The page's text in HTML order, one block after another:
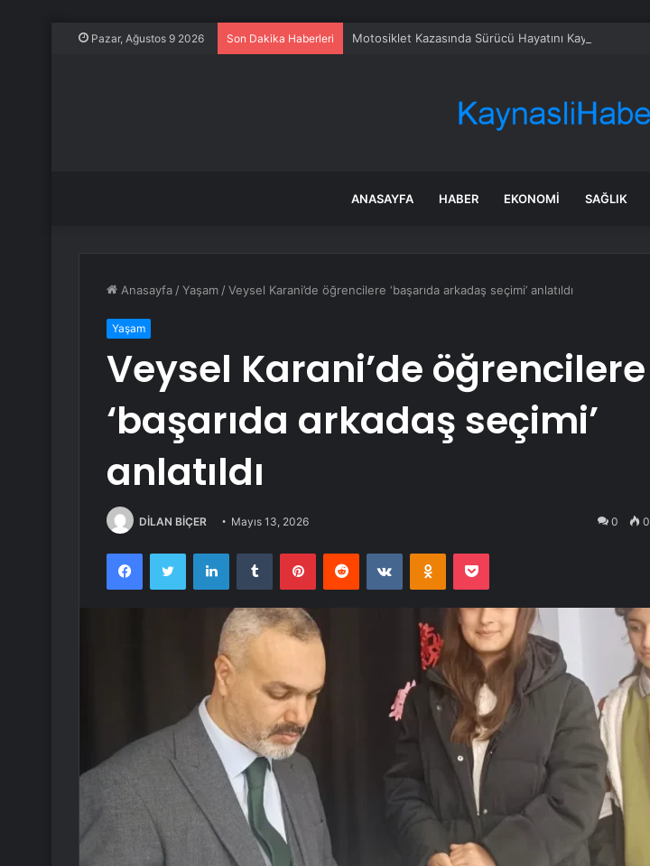
Pazar, Ağustos 9 2026 Son Dakika Haberleri Motosiklet Kazasında Sürücü Hayatını Kaybetti
ANASAYFA HABER EKONOMI SAĞLIK
Anasayfa /Yaşam /Veysel Karani’de öğrencilere ‘başarıda arkadaş seçimi’ anlatıldı
Yaşam
Veysel Karani’de öğrencilere
‘başarıda arkadaş seçimi’
anlatıldı
DİLAN BİÇER Mayıs 13, 2026 0 0
FacebookTwitter LinkedInTumblr PinterestReddit VKontakteOdnoklassniki
Pocket